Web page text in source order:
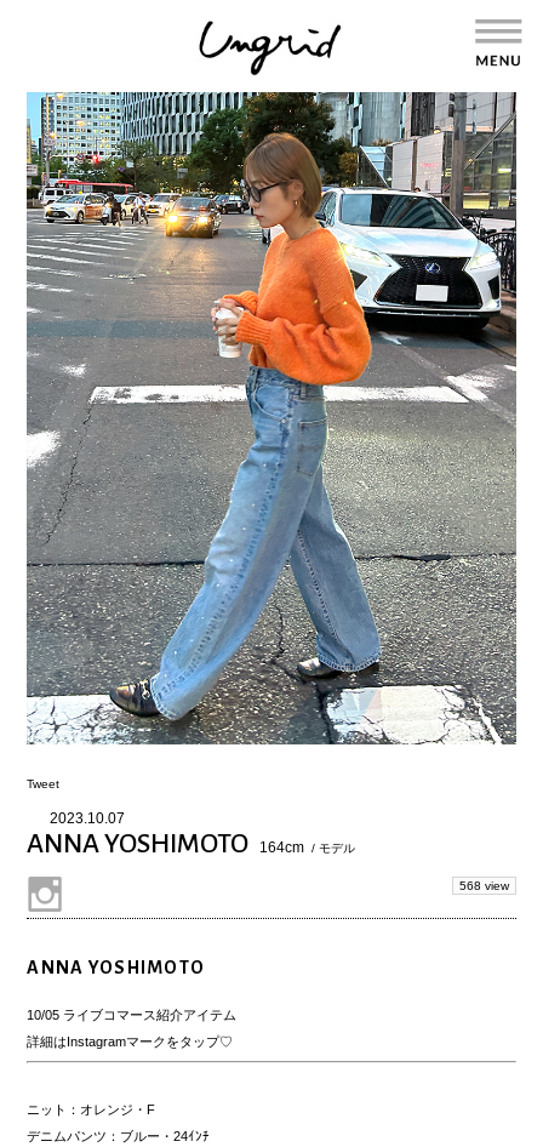
Tweet
2023.10.07
ANNA YOSHIMOTO 164cm / モデル
568 view
ANNA YOSHIMOTO
10/05 ライブコマース紹介アイテム
詳細はInstagramマークをタップ♡
ニット：オレンジ・F
デニムパンツ：ブルー・24ｲﾝﾁ